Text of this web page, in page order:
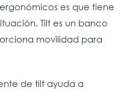
es que tiene
Tilt es un banco
movilidad para
de tilt ayuda a